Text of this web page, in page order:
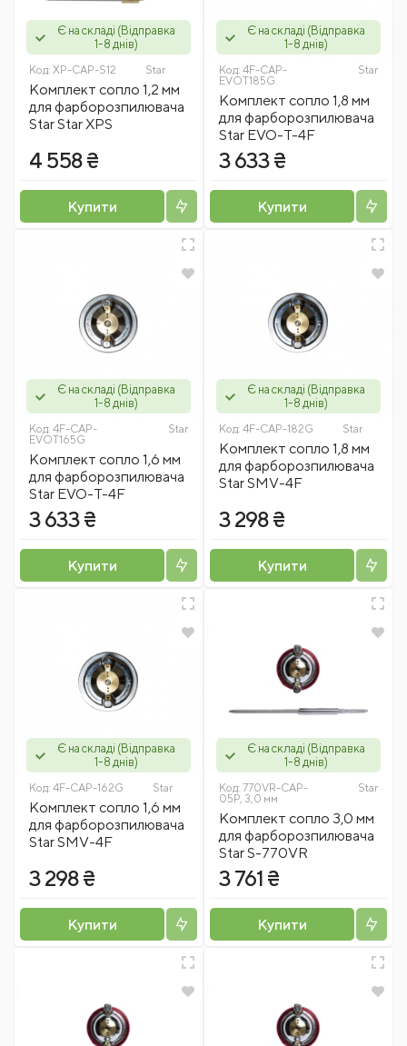
Є на складі (Відправка
1-8 днів)
Код: XP-CAP-S12 Star
Комплект сопло 1,2 мм
для фарборозпилювача
Star Star XPS
4 558 ₴
Купити
Є на складі (Відправка
1-8 днів)
Код: 4F-CAP-
EVOT185G
Star
Комплект сопло 1,8 мм
для фарборозпилювача
Star EVO-T-4F
3 633 ₴
Купити
Є на складі (Відправка
1-8 днів)
Код: 4F-CAP-
EVOT165G
Star
Комплект сопло 1,6 мм
для фарборозпилювача
Star EVO-T-4F
3 633 ₴
Купити
Є на складі (Відправка
1-8 днів)
Код: 4F-CAP-182G Star
Комплект сопло 1,8 мм
для фарборозпилювача
Star SMV-4F
3 298 ₴
Купити
Є на складі (Відправка
1-8 днів)
Код: 4F-CAP-162G Star
Комплект сопло 1,6 мм
для фарборозпилювача
Star SMV-4F
3 298 ₴
Купити
Є на складі (Відправка
1-8 днів)
Код: 770VR-CAP-
05P, 3,0 мм
Star
Комплект сопло 3,0 мм
для фарборозпилювача
Star S-770VR
3 761 ₴
Купити